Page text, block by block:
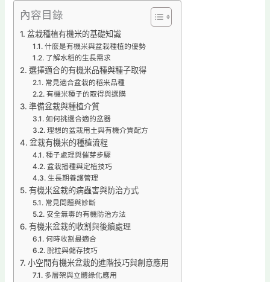
內容目錄
盆栽種植有機米的基礎知識
什麼是有機米與盆栽種植的優勢
了解水稻的生長需求
選擇適合的有機米品種與種子取得
常見適合盆栽的稻米品種
有機米種子的取得與選購
準備盆栽與種植介質
如何挑選合適的盆器
理想的盆栽用土與有機介質配方
盆栽有機米的種植流程
種子處理與催芽步驟
盆栽播種與定植技巧
生長期養護管理
有機米盆栽的病蟲害與防治方式
常見問題與診斷
安全無毒的有機防治方法
有機米盆栽的收割與後續處理
何時收割最適合
脫粒與儲存技巧
小空間有機米盆栽的進階技巧與創意應用
多層架與立體綠化應用